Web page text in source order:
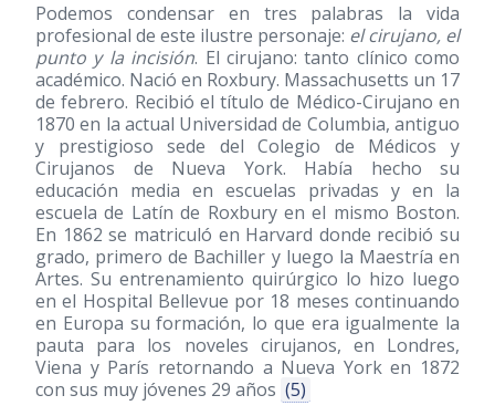
Podemos condensar en tres palabras la vida
profesional de este ilustre personaje: el cirujano, el
punto y la incisión. El cirujano: tanto clínico como
académico. Nació en Roxbury. Massachusetts un 17
de febrero. Recibió el título de Médico-Cirujano en
1870 en la actual Universidad de Columbia, antiguo
y prestigioso sede del Colegio de Médicos y
Cirujanos de Nueva York. Había hecho su
educación media en escuelas privadas y en la
escuela de Latín de Roxbury en el mismo Boston.
En 1862 se matriculó en Harvard donde recibió su
grado, primero de Bachiller y luego la Maestría en
Artes. Su entrenamiento quirúrgico lo hizo luego
en el Hospital Bellevue por 18 meses continuando
en Europa su formación, lo que era igualmente la
pauta para los noveles cirujanos, en Londres,
Viena y París retornando a Nueva York en 1872
con sus muy jóvenes 29 años (5)